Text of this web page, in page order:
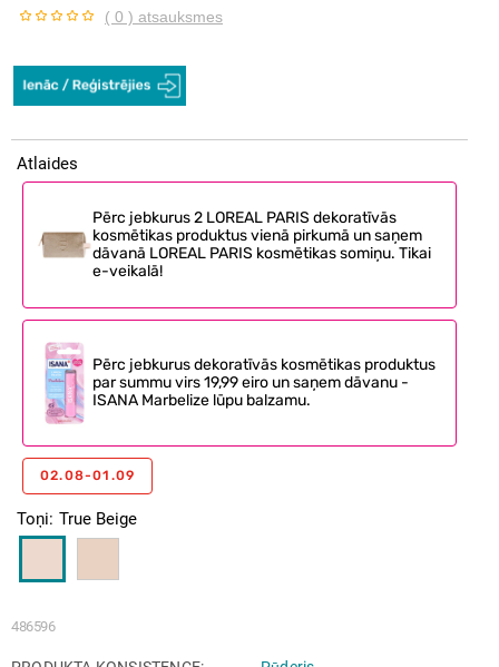
( 0 ) atsauksmes
486596
Toņi True Beige
Atlaides
Pērc jebkurus 2 LOREAL PARIS dekoratīvās
kosmētikas produktus vienā pirkumā un saņem
dāvanā LOREAL PARIS kosmētikas somiņu. Tikai
e-veikalā!
Pērc jebkurus dekoratīvās kosmētikas produktus
par summu virs 19,99 eiro un saņem dāvanu -
ISANA Marbelize lūpu balzamu.
02.08-01.09